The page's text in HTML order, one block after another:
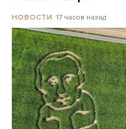
НОВОСТИ 17 часов назад